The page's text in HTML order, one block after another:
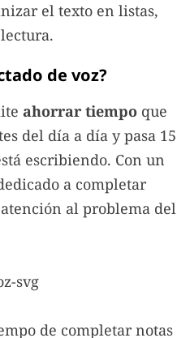
el texto en listas,
de voz?
ahorrar tiempo que
del día a día y pasa 15
escribiendo. Con un
a completar
al problema del
de completar notas